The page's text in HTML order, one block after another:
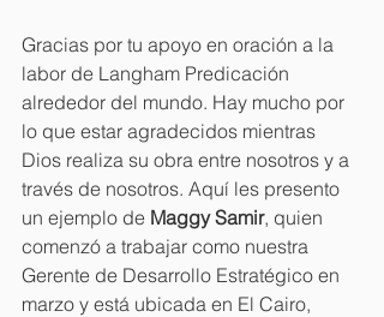
Gracias por tu apoyo en oración a la
labor de Langham Predicación
alrededor del mundo. Hay mucho por
lo que estar agradecidos mientras
Dios realiza su obra entre nosotros y a
través de nosotros. Aquí les presento
un ejemplo de Maggy Samir, quien
comenzó a trabajar como nuestra
Gerente de Desarrollo Estratégico en
marzo y está ubicada en El Cairo,